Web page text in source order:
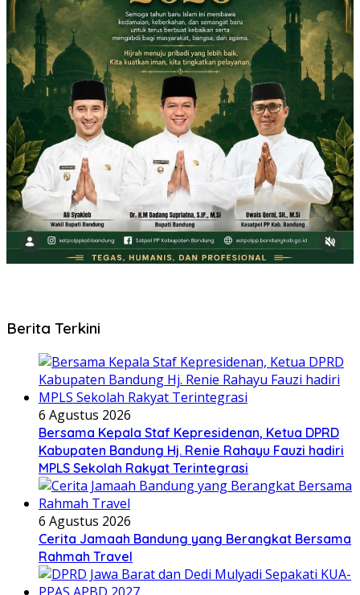
Berita Terkini
6 Agustus 2026
Bersama Kepala Staf Kepresidenan, Ketua DPRD
Kabupaten Bandung Hj. Renie Rahayu Fauzi hadiri
MPLS Sekolah Rakyat Terintegrasi
6 Agustus 2026
Cerita Jamaah Bandung yang Berangkat Bersama
Rahmah Travel